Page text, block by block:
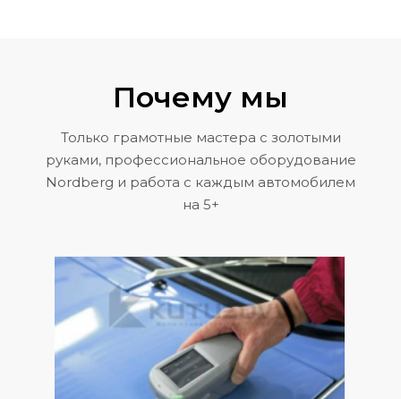
Почему мы
Только грамотные мастера с золотыми
руками, профессиональное оборудование
Nordberg и работа с каждым автомобилем
на 5+